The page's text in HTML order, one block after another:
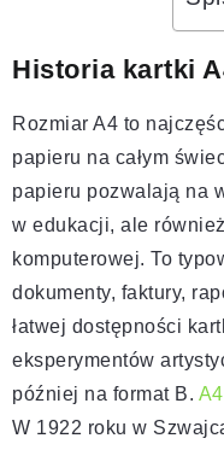
Historia kartki
Rozmiar A4 to
papieru na całym
papieru pozwalają na
w edukacji, ale
komputerowej. To
dokumenty, faktury,
łatwej dostępności
eksperymentów
później na format B.
W 1922 roku w